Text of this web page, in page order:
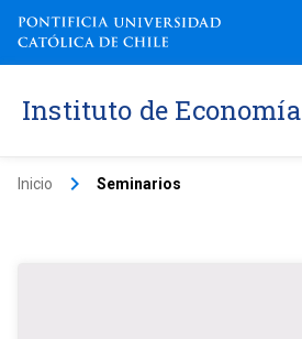
Instituto de Economía
Inicio keyboard_arrow_right Seminarios